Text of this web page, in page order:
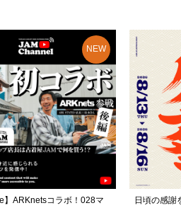
】ARKnetsコラボ！028マ
日頃の感謝